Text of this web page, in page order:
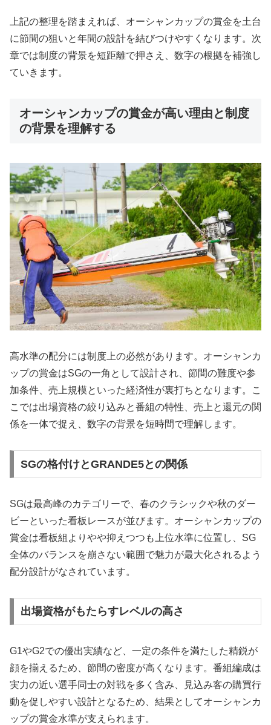
上記の整理を踏まえれば、オーシャンカップの賞金を土台
に節間の狙いと年間の設計を結びつけやすくなります。次
章では制度の背景を短距離で押さえ、数字の根拠を補強し
ていきます。
オーシャンカップの賞金が高い理由と制度
の背景を理解する
高水準の配分には制度上の必然があります。オーシャンカ
ップの賞金はSGの一角として設計され、節間の難度や参
加条件、売上規模といった経済性が裏打ちとなります。こ
こでは出場資格の絞り込みと番組の特性、売上と還元の関
係を一体で捉え、数字の背景を短時間で理解します。
SGの格付けとGRANDE5との関係
SGは最高峰のカテゴリーで、春のクラシックや秋のダー
ビーといった看板レースが並びます。オーシャンカップの
賞金は看板組よりやや抑えつつも上位水準に位置し、SG
全体のバランスを崩さない範囲で魅力が最大化されるよう
配分設計がなされています。
出場資格がもたらすレベルの高さ
G1やG2での優出実績など、一定の条件を満たした精鋭が
顔を揃えるため、節間の密度が高くなります。番組編成は
実力の近い選手同士の対戦を多く含み、見込み客の購買行
動を促しやすい設計となるため、結果としてオーシャンカ
ップの賞金水準が支えられます。